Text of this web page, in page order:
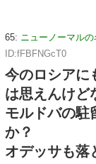
65: ニューノーマル
ID:fFBFNGcT0
今のロシアに
は思えんけど
モルドバの駐
か？
オデッサも落